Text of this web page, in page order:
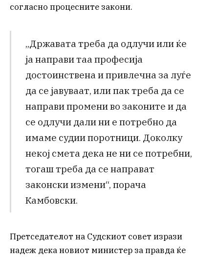
согласно процесните закони.
„Државата треба да одлучи или ќе
ја направи таа професија
достоинствена и привлечна за луѓе
да се јавуваат, или пак треба да се
направи промени во законите и да
се одлучи дали ни е потребно да
имаме судии поротници. Доколку
некој смета дека не ни се потребни,
тогаш треба да се направат
законски измени“, порача
Камбовски.
Претседателот на Судскиот совет изрази
надеж дека новиот министер за правда ќе